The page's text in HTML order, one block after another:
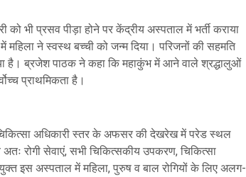
को भी प्रसव पीड़ा होने पर केंद्रीय अस्पताल में भर्ती कराया
ने स्वस्थ बच्ची को जन्म दिया। परिजनों की सहमति
है। ब्रजेश पाठक ने कहा कि महाकुंभ में आने वाले श्रद्धालुओं
प्राथमिकता है।
अधिकारी स्तर के अफसर की देखरेख में परेड स्थल
रोगी सेवाएं, सभी चिकित्सकीय उपकरण, चिकित्सा
इस अस्पताल में महिला, पुरुष व बाल रोगियों के लिए अलग-